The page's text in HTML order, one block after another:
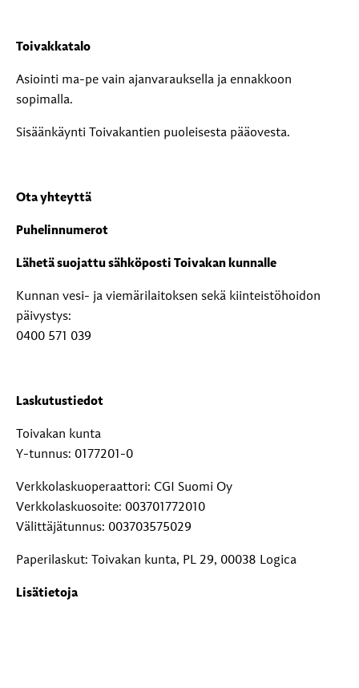
Toivakkatalo
Asiointi ma-pe vain ajanvarauksella ja ennakkoon
sopimalla.
Sisäänkäynti Toivakantien puoleisesta pääovesta.
Ota yhteyttä
Puhelinnumerot
Lähetä suojattu sähköposti Toivakan kunnalle
Kunnan vesi- ja viemärilaitoksen sekä kiinteistöhoidon
päivystys:
0400 571 039
Laskutustiedot
Toivakan kunta
Y-tunnus: 0177201-0
Verkkolaskuoperaattori: CGI Suomi Oy
Verkkolaskuosoite: 003701772010
Välittäjätunnus: 003703575029
Paperilaskut: Toivakan kunta, PL 29, 00038 Logica
Lisätietoja